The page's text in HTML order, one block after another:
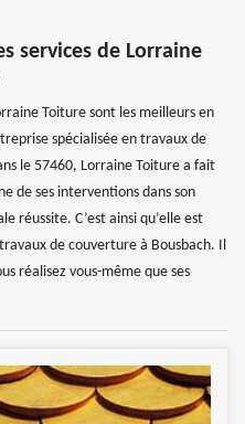
services de Lorraine
Toiture sont les meilleurs en
spécialisée en travaux de
le 57460, Lorraine Toiture a fait
de ses interventions dans son
réussite. C’est ainsi qu’elle est
de couverture à Bousbach. Il
réalisez vous-même que ses